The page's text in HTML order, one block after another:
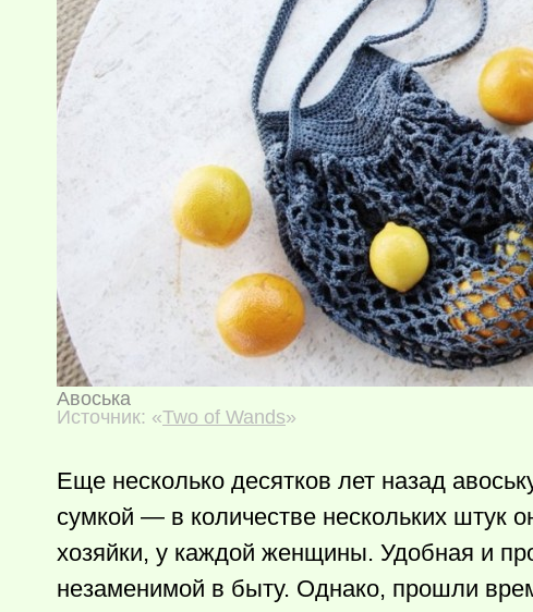
Авоська
Источник: «Two of Wands»
Еще несколько десятков лет назад
сумкой — в количестве нескольких штук
хозяйки, у каждой женщины. Удобная и
незаменимой в быту. Однако, прошли